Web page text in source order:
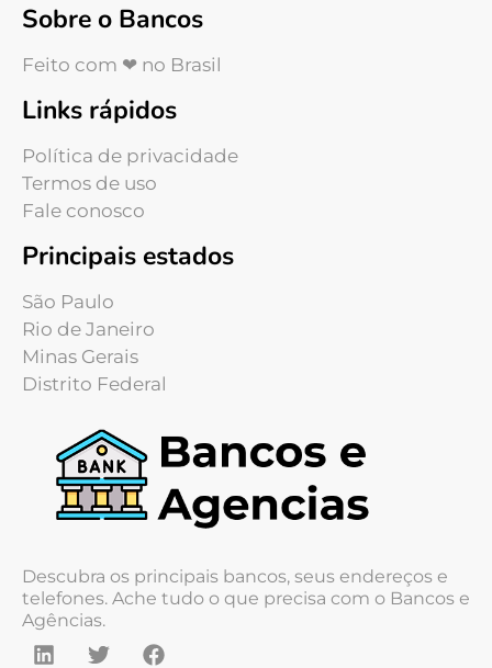
Sobre o Bancos
Feito com ❤ no Brasil
Links rápidos
Política de privacidade
Termos de uso
Fale conosco
Principais estados
São Paulo
Rio de Janeiro
Minas Gerais
Distrito Federal
Descubra os principais bancos, seus endereços e
telefones. Ache tudo o que precisa com o Bancos e
Agências.